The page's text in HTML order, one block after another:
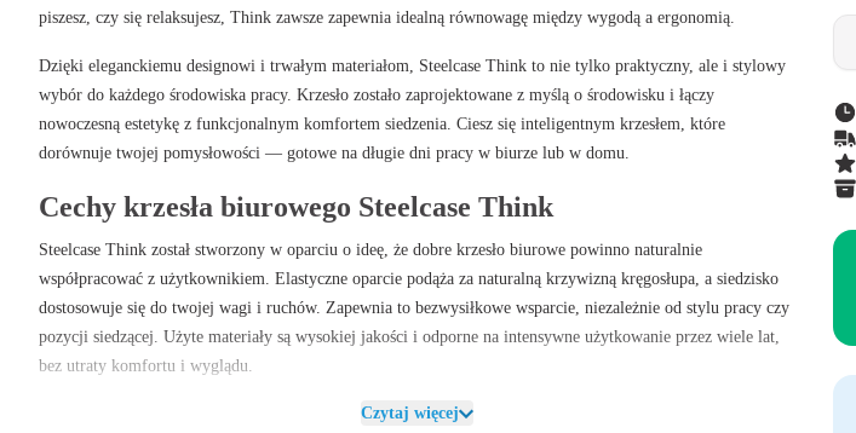
piszesz, czy się relaksujesz, Think zawsze zapewnia idealną równowagę między wygodą a ergonomią.
Dzięki eleganckiemu designowi i trwałym materiałom, Steelcase Think to nie tylko praktyczny, ale i stylowy
wybór do każdego środowiska pracy. Krzesło zostało zaprojektowane z myślą o środowisku i łączy
nowoczesną estetykę z funkcjonalnym komfortem siedzenia. Ciesz się inteligentnym krzesłem, które
dorównuje twojej pomysłowości — gotowe na długie dni pracy w biurze lub w domu.
Cechy krzesła biurowego Steelcase Think
Steelcase Think został stworzony w oparciu o ideę, że dobre krzesło biurowe powinno naturalnie
współpracować z użytkownikiem. Elastyczne oparcie podąża za naturalną krzywizną kręgosłupa, a siedzisko
dostosowuje się do twojej wagi i ruchów. Zapewnia to bezwysiłkowe wsparcie, niezależnie od stylu pracy czy
pozycji siedzącej. Użyte materiały są wysokiej jakości i odporne na intensywne użytkowanie przez wiele lat,
bez utraty komfortu i wyglądu.
Ponadto Think jest łatwy w obsłudze — reaguje intuicyjnie na twoje ruchy, dzięki czemu możesz siedzieć
Czytaj więcej